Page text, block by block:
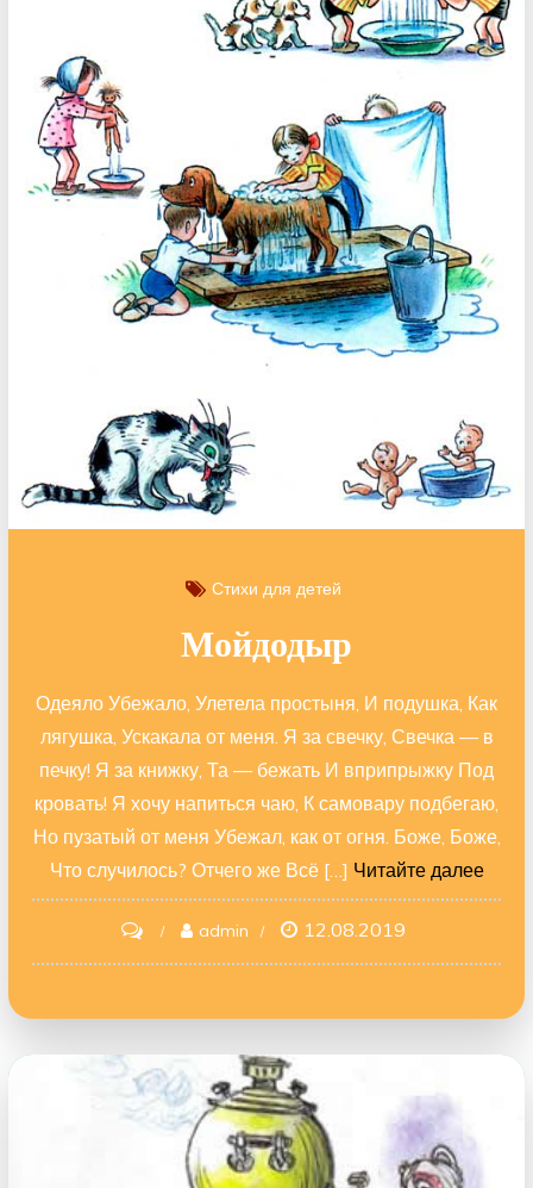
Стихи для детей
Мойдодыр
Одеяло Убежало, Улетела простыня, И подушка, Как
лягушка, Ускакала от меня. Я за свечку, Свечка — в
печку! Я за книжку, Та — бежать И вприпрыжку Под
кровать! Я хочу напиться чаю, К самовару подбегаю,
Но пузатый от меня Убежал, как от огня. Боже, Боже,
Что случилось? Отчего же Всё […] Читайте далее
on
Мойдодыр
admin 12.08.2019